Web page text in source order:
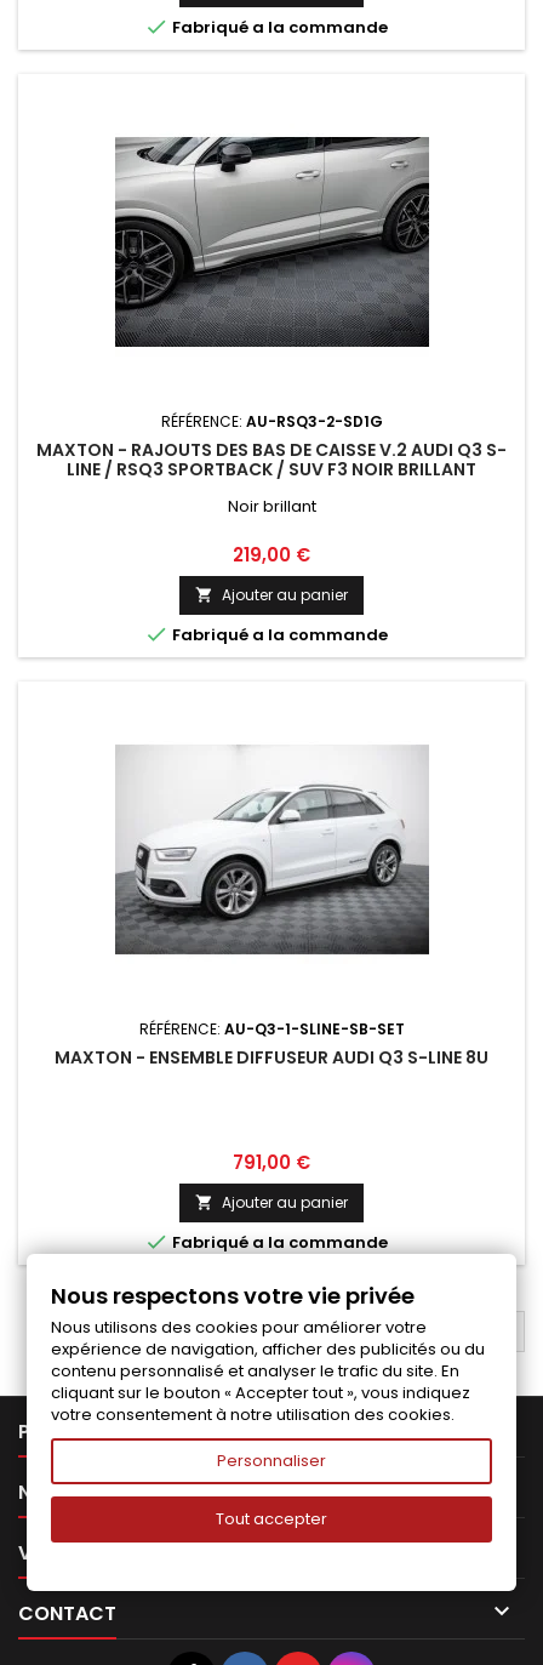
 Fabriqué a la commande
RÉFÉRENCE: AU-RSQ3-2-SD1G
MAXTON - RAJOUTS DES BAS DE CAISSE V.2 AUDI Q3 S-
LINE / RSQ3 SPORTBACK / SUV F3 NOIR BRILLANT
Noir brillant
Prix
219,00 €
 Ajouter au panier
 Fabriqué a la commande
RÉFÉRENCE: AU-Q3-1-SLINE-SB-SET
MAXTON - ENSEMBLE DIFFUSEUR AUDI Q3 S-LINE 8U
Prix
791,00 €
 Ajouter au panier
Fabriqué a la commande
RETOUR EN HAUT
PRODUITS
NOTRE SOCIÉTÉ 
VOTRE COMPTE 
CONTACT 
Nous respectons votre vie privée
Nous utilisons des cookies pour améliorer votre
expérience de navigation, afficher des publicités ou du
contenu personnalisé et analyser le trafic du site. En
cliquant sur le bouton « Accepter tout », vous indiquez
votre consentement à notre utilisation des cookies.
Personnaliser
Tout accepter